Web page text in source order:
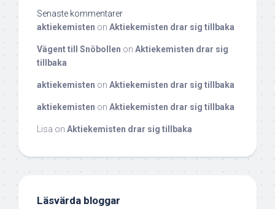
Senaste kommentarer
aktiekemisten on Aktiekemisten drar sig tillbaka
Vägent till Snöbollen on Aktiekemisten drar sig
tillbaka
aktiekemisten on Aktiekemisten drar sig tillbaka
aktiekemisten on Aktiekemisten drar sig tillbaka
Lisa on Aktiekemisten drar sig tillbaka
Läsvärda bloggar